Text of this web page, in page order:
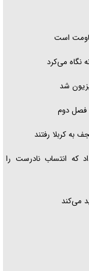
است
نگاه می‌کرد
شد
فصل دوم
که انتساب نادرست را
می‌کند